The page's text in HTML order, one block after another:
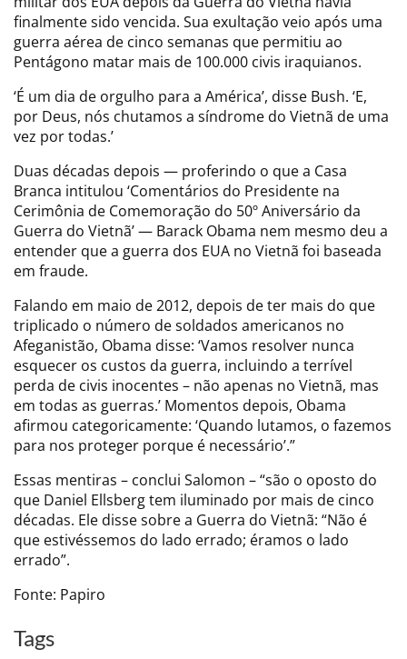
finalmente sido vencida. Sua exultação veio após uma
guerra aérea de cinco semanas que permitiu ao
Pentágono matar mais de 100.000 civis iraquianos.
‘É um dia de orgulho para a América’, disse Bush. ‘E,
por Deus, nós chutamos a síndrome do Vietnã de uma
vez por todas.’
Duas décadas depois — proferindo o que a Casa
Branca intitulou ‘Comentários do Presidente na
Cerimônia de Comemoração do 50º Aniversário da
Guerra do Vietnã’ — Barack Obama nem mesmo deu a
entender que a guerra dos EUA no Vietnã foi baseada
em fraude.
Falando em maio de 2012, depois de ter mais do que
triplicado o número de soldados americanos no
Afeganistão, Obama disse: ‘Vamos resolver nunca
esquecer os custos da guerra, incluindo a terrível
perda de civis inocentes – não apenas no Vietnã, mas
em todas as guerras.’ Momentos depois, Obama
afirmou categoricamente: ‘Quando lutamos, o fazemos
para nos proteger porque é necessário’.”
Essas mentiras – conclui Salomon – “são o oposto do
que Daniel Ellsberg tem iluminado por mais de cinco
décadas. Ele disse sobre a Guerra do Vietnã: “Não é
que estivéssemos do lado errado; éramos o lado
errado”.
Fonte: Papiro
Tags